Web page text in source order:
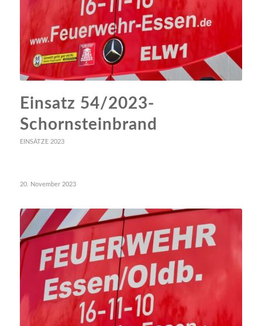
Einsatz 54/2023-
Schornsteinbrand
EINSÄTZE 2023
20. November 2023